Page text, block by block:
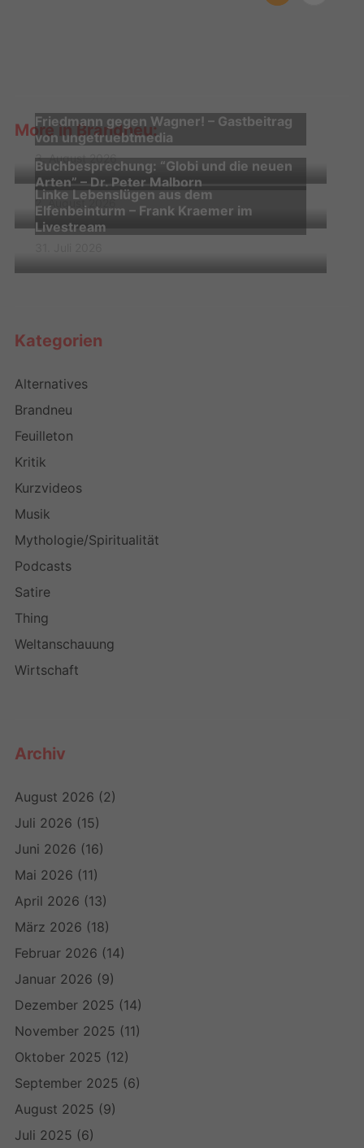
More in Brandneu:
Friedmann gegen Wagner! – Gastbeitrag
von ungetruebtmedia
3. August 2026
Buchbesprechung: “Globi und die neuen
Arten” – Dr. Peter Malborn
2. August 2026
Linke Lebenslügen aus dem
Elfenbeinturm – Frank Kraemer im
Livestream
Kategorien
Alternatives
Brandneu
Feuilleton
Kritik
Kurzvideos
Musik
Mythologie/Spiritualität
Podcasts
Satire
Thing
Weltanschauung
Wirtschaft
Archiv
August 2026 (2)
Juli 2026 (15)
Juni 2026 (16)
Mai 2026 (11)
April 2026 (13)
März 2026 (18)
Februar 2026 (14)
Januar 2026 (9)
Dezember 2025 (14)
November 2025 (11)
Oktober 2025 (12)
September 2025 (6)
August 2025 (9)
Juli 2025 (6)